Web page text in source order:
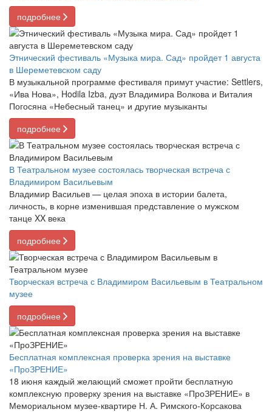
подробнее
Этнический фестиваль «Музыка мира. Сад» пройдет 1 августа
в Шереметевском саду
В музыкальной программе фестиваля примут участие: Settlers,
«Ива Нова», Hodila Izba, дуэт Владимира Волкова и Виталия
Погосяна «Небесный танец» и другие музыканты
подробнее
В Театральном музее состоялась творческая встреча с
Владимиром Васильевым
Владимир Васильев — целая эпоха в истории балета,
личность, в корне изменившая представление о мужском
танце XX века
подробнее
Творческая встреча с Владимиром Васильевым в Театральном
музее
подробнее
Бесплатная комплексная проверка зрения на выставке
«ПроЗРЕНИЕ»
18 июня каждый желающий сможет пройти бесплатную
комплексную проверку зрения на выставке «ПроЗРЕНИЕ» в
Мемориальном музее-квартире Н. А. Римского-Корсакова